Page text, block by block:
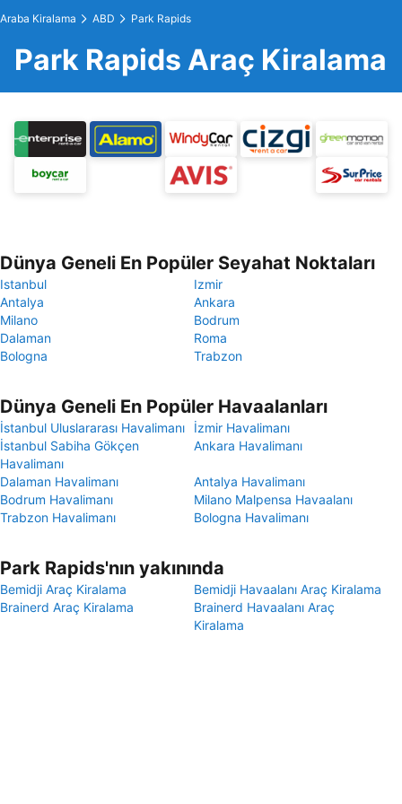
Araba Kiralama ABD Park Rapids
Park Rapids Araç Kiralama
Dünya Geneli En Popüler Seyahat Noktaları
Istanbul
Izmir
Antalya
Ankara
Milano
Bodrum
Dalaman
Roma
Bologna
Trabzon
Dünya Geneli En Popüler Havaalanları
İstanbul Uluslararası Havalimanı
İzmir Havalimanı
İstanbul Sabiha Gökçen
Havalimanı
Ankara Havalimanı
Dalaman Havalimanı
Antalya Havalimanı
Bodrum Havalimanı
Milano Malpensa Havaalanı
Trabzon Havalimanı
Bologna Havalimanı
Park Rapids'nın yakınında
Bemidji Araç Kiralama
Bemidji Havaalanı Araç Kiralama
Brainerd Araç Kiralama
Brainerd Havaalanı Araç
Kiralama